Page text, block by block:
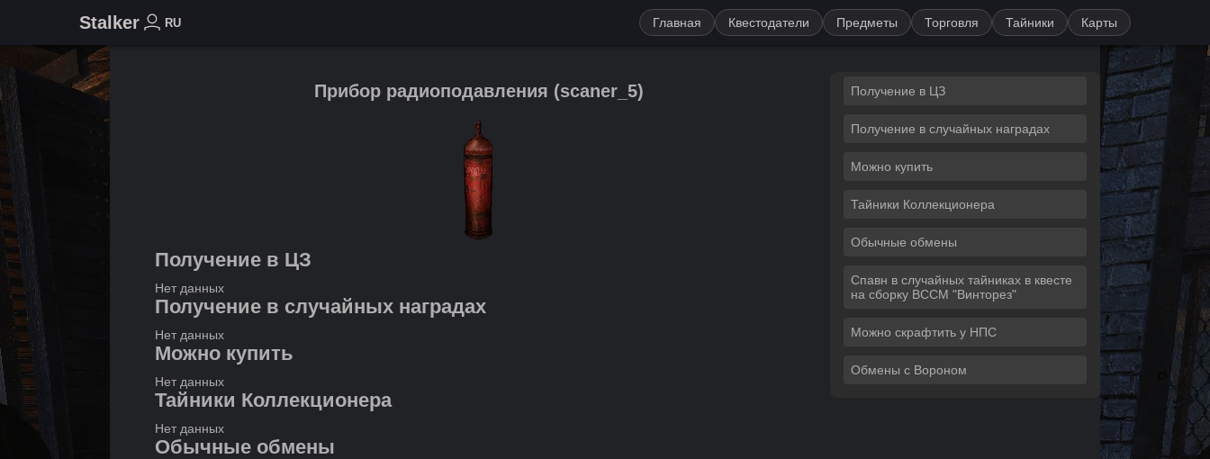
Stalker RU Главная Квестодатели Предметы Торговля Тайники Карты
Прибор радиоподавления (scaner_5)
Получение в ЦЗ
Нет данных
Получение в случайных наградах
Нет данных
Можно купить
Нет данных
Тайники Коллекционера
Нет данных
Обычные обмены
Получение в ЦЗ
Получение в случайных наградах
Можно купить
Тайники Коллекционера
Обычные обмены
Спавн в случайных тайниках в квесте
на сборку ВССМ "Винторез"
Можно скрафтить у НПС
Обмены с Вороном